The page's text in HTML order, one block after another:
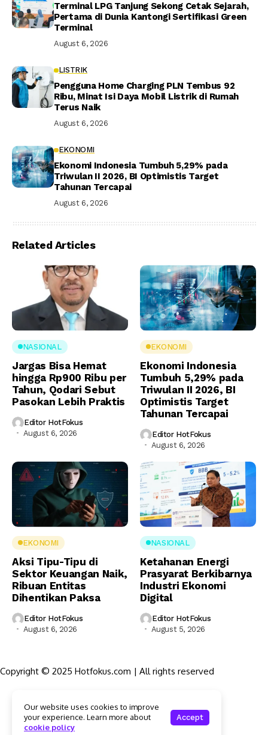
Terminal LPG Tanjung Sekong Cetak Sejarah,
Pertama di Dunia Kantongi Sertifikasi Green
Terminal
August 6, 2026
LISTRIK
Pengguna Home Charging PLN Tembus 92
Ribu, Minat Isi Daya Mobil Listrik di Rumah
Terus Naik
August 6, 2026
EKONOMI
Ekonomi Indonesia Tumbuh 5,29% pada
Triwulan II 2026, BI Optimistis Target
Tahunan Tercapai
August 6, 2026
Related Articles
NASIONAL
Jargas Bisa Hemat
hingga Rp900 Ribu per
Tahun, Qodari Sebut
Pasokan Lebih Praktis
Editor HotFokus
August 6, 2026
EKONOMI
Ekonomi Indonesia
Tumbuh 5,29% pada
Triwulan II 2026, BI
Optimistis Target
Tahunan Tercapai
Editor HotFokus
August 6, 2026
EKONOMI
Aksi Tipu-Tipu di
Sektor Keuangan Naik,
Ribuan Entitas
Dihentikan Paksa
Editor HotFokus
August 6, 2026
NASIONAL
Ketahanan Energi
Prasyarat Berkibarnya
Industri Ekonomi
Digital
Editor HotFokus
August 5, 2026
Copyright © 2025 Hotfokus.com | All rights reserved
Struktur Organisasi
Kode Etik Jurnalistik
Pedoman Pemberitaan Media Siber
Our website uses cookies to improve
your experience. Learn more about
cookie policy
Accept